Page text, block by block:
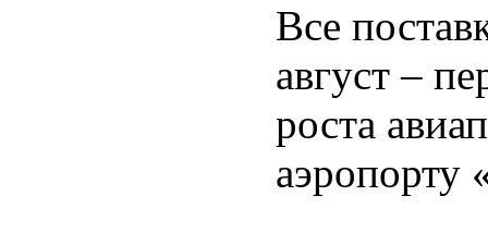
Все
август –
роста
аэропорту